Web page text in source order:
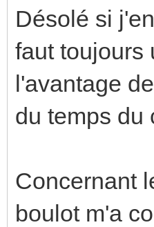
Désolé si
faut toujours
l'avantage
du temps du
Concernant
boulot m'a